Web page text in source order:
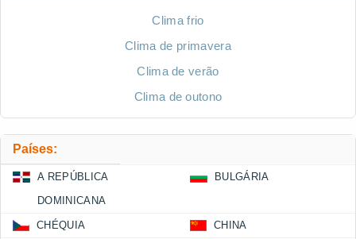
Clima frio
Clima de primavera
Clima de verão
Clima de outono
Países:
A REPÚBLICA
DOMINICANA
BULGÁRIA
CHÉQUIA CHINA